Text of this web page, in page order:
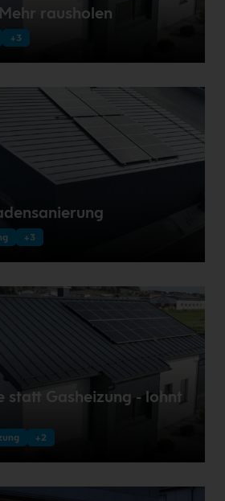
rausholen
+3
+3
statt Gasheizung - lohnt
+2